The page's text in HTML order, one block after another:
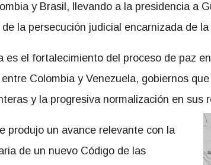
y Brasil, llevando a la presidencia a
la persecución judicial encarnizada de
es el fortalecimiento del proceso de paz
Colombia y Venezuela, gobiernos
y la progresiva normalización en sus
produjo un avance relevante con la
de un nuevo Código de las